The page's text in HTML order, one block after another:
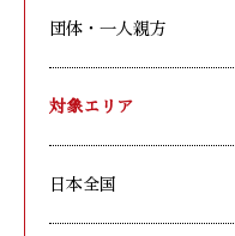
団体・一人親方
対象エリア
日本全国